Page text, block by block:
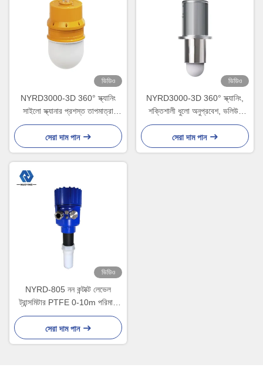
ভিডিও
NYRD3000-3D 360° স্ক্যানিং
সাইলো স্ক্যানার প্রশস্ত তাপমাত্রা
পরিসীমা - 40℃ থেকে 85℃
সেরা দাম পান
ভিডিও
NYRD3000-3D 360° স্ক্যানিং,
শক্তিশালী ধুলো অনুপ্রবেশ, ভলিউম
নির্ভুলতা ±0.5%
সেরা দাম পান
ভিডিও
NYRD-805 নন কন্টাক্ট লেভেল
ট্রান্সমিটার PTFE 0-10m পরিমাপ
পরিসীমা
সেরা দাম পান